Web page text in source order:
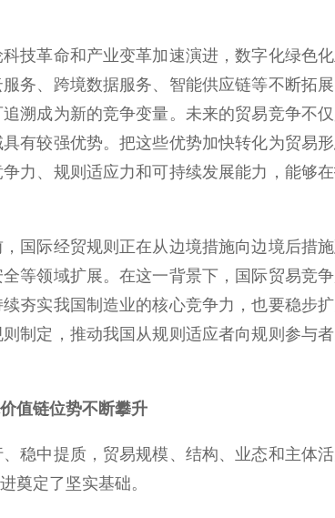
革命和产业变革加速演进，数字化绿色
务、跨境数据服务、智能供应链等不断拓
溯成为新的竞争变量。未来的贸易竞争不
有较强优势。把这些优势加快转化为贸易
力、规则适应力和可持续发展能力，能够
际经贸规则正在从边境措施向边境后措
等领域扩展。在这一背景下，国际贸易竞
夯实我国制造业的核心竞争力，也要稳步
制定，推动我国从规则适应者向规则参与
值链位势不断攀升
中提质，贸易规模、结构、业态和主体
奠定了坚实基础。